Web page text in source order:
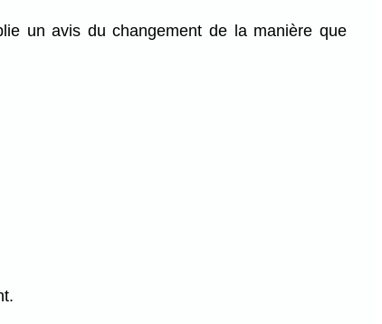
un avis du changement de la manière que